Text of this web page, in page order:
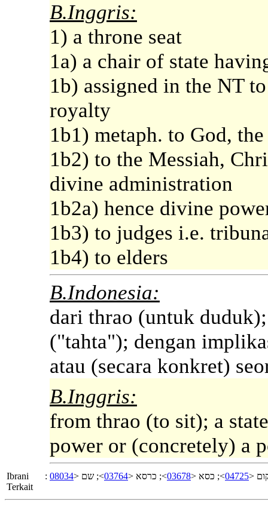
B.Inggris:
1) a throne seat
1a) a chair of state
1b) assigned in the NT
royalty
1b1) metaph. to God,
1b2) to the Messiah,
divine administration
1b2a) hence divine
1b3) to judges i.e.
1b4) to elders
B.Indonesia:
dari thrao (untuk
("tahta"); dengan
atau (secara konkret)
B.Inggris:
from thrao (to sit); a
power or (concretely) a
Ibrani
Terkait
: <
04725>; כסא <03678>; כרסא <03764>; שם <08034